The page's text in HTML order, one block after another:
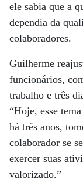
ele sabia que a
dependia da
colaboradores.
Guilherme
funcionários,
trabalho e três
“Hoje, esse
há três anos,
colaborador se
exercer suas
valorizado.”